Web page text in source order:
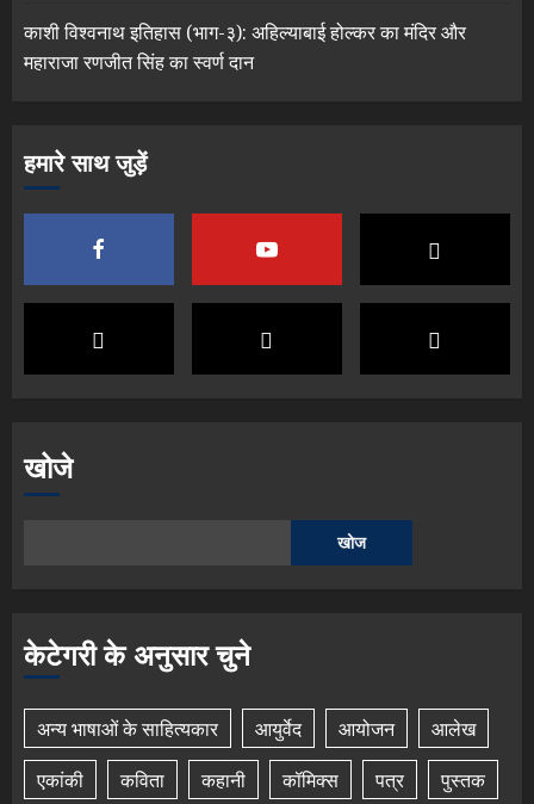
काशी विश्वनाथ इतिहास (भाग-३): अहिल्याबाई होल्कर का मंदिर और
महाराजा रणजीत सिंह का स्वर्ण दान
हमारे साथ जुड़ें
खोजे
खोज
केटेगरी के अनुसार चुने
अन्य भाषाओं के साहित्यकार आयुर्वेद आयोजन
आलेख
एकांकी
कविता कहानी कॉमिक्स पत्र पुस्तक